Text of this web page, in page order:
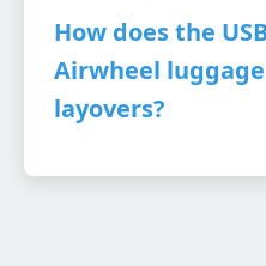
How does the
Airwheel
layovers?